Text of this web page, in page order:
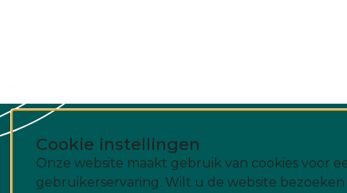
Cookie instellingen
Onze website maakt gebruik van cookies voor
gebruikerservaring. Wilt u de website bezoeken